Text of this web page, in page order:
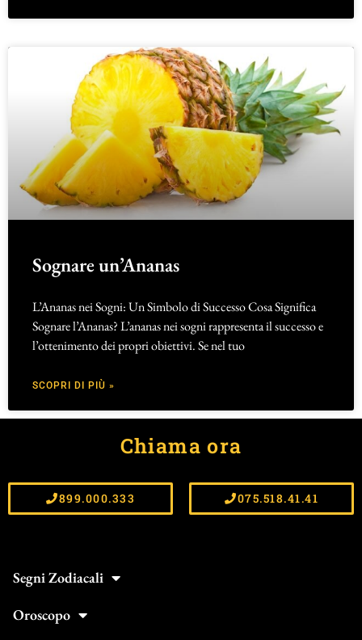
Sognare un’Ananas
L’Ananas nei Sogni: Un Simbolo di Successo Cosa Significa
Sognare l’Ananas? L’ananas nei sogni rappresenta il successo e
l’ottenimento dei propri obiettivi. Se nel tuo
SCOPRI DI PIÙ »
Chiama ora
899.000.333 075.518.41.41
Segni Zodiacali
Oroscopo